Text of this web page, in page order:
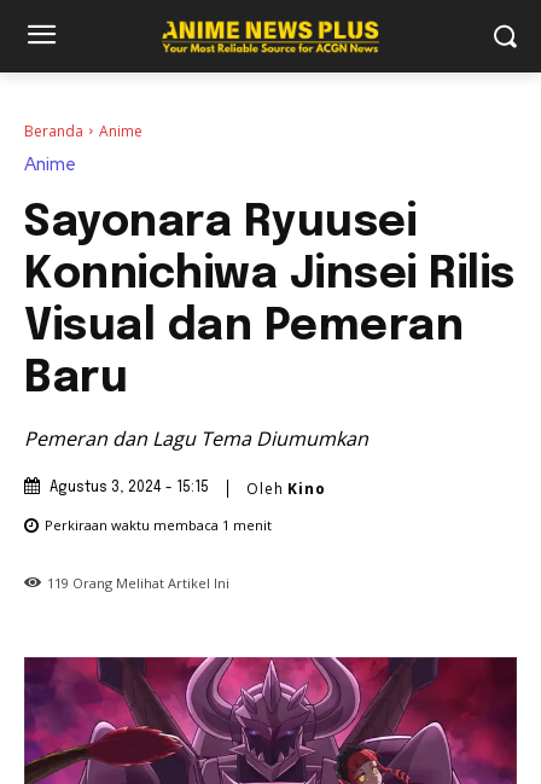
Beranda Anime
Anime
Sayonara Ryuusei
Konnichiwa Jinsei Rilis
Visual dan Pemeran
Baru
Pemeran dan Lagu Tema Diumumkan
Agustus 3, 2024 - 15:15 Oleh Kino
Perkiraan waktu membaca 1 menit
119 Orang Melihat Artikel Ini